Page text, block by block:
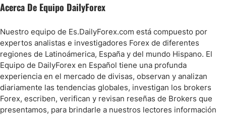
Acerca De Equipo DailyForex
Nuestro equipo de Es.DailyForex.com está compuesto por
expertos analistas e investigadores Forex de diferentes
regiones de Latinoámerica, España y del mundo Hispano. El
Equipo de DailyForex en Español tiene una profunda
experiencia en el mercado de divisas, observan y analizan
diariamente las tendencias globales, investigan los brokers
Forex, escriben, verifican y revisan reseñas de Brokers que
presentamos, para brindarle a nuestros lectores información